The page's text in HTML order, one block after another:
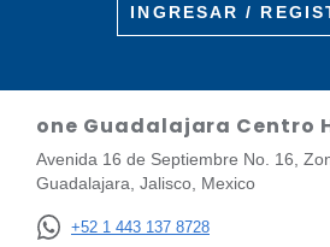
INGRESAR /
one Guadalajara Centro
Avenida 16 de Septiembre No. 16,
Guadalajara, Jalisco, Mexico
+52 1 443 137 8728